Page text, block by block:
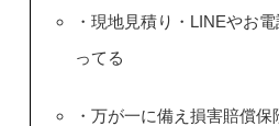
・現地見積り・LINEやお
ってる
・万が一に備え損害賠償保